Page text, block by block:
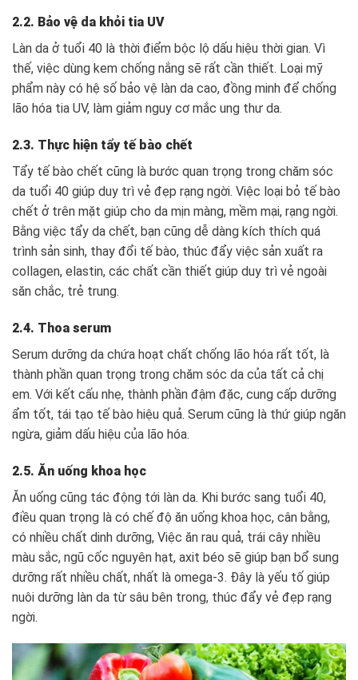
2.2. Bảo vệ da khỏi tia UV
Làn da ở tuổi 40 là thời điểm bộc lộ dấu hiệu thời gian. Vì
thế, việc dùng kem chống nắng sẽ rất cần thiết. Loại mỹ
phẩm này có hệ số bảo vệ làn da cao, đồng minh để chống
lão hóa tia UV, làm giảm nguy cơ mắc ung thư da.
2.3. Thực hiện tẩy tế bào chết
Tẩy tế bào chết cũng là bước quan trọng trong chăm sóc
da tuổi 40 giúp duy trì vẻ đẹp rạng ngời. Việc loại bỏ tế bào
chết ở trên mặt giúp cho da mịn màng, mềm mại, rạng ngời.
Bằng việc tẩy da chết, bạn cũng dễ dàng kích thích quá
trình sản sinh, thay đổi tế bào, thúc đẩy việc sản xuất ra
collagen, elastin, các chất cần thiết giúp duy trì vẻ ngoài
săn chắc, trẻ trung.
2.4. Thoa serum
Serum dưỡng da chứa hoạt chất chống lão hóa rất tốt, là
thành phần quan trọng trong chăm sóc da của tất cả chị
em. Với kết cấu nhẹ, thành phần đậm đặc, cung cấp dưỡng
ẩm tốt, tái tạo tế bào hiệu quả. Serum cũng là thứ giúp ngăn
ngừa, giảm dấu hiệu của lão hóa.
2.5. Ăn uống khoa học
Ăn uống cũng tác động tới làn da. Khi bước sang tuổi 40,
điều quan trọng là có chế độ ăn uống khoa học, cân bằng,
có nhiều chất dinh dưỡng, Việc ăn rau quả, trái cây nhiều
màu sắc, ngũ cốc nguyên hạt, axit béo sẽ giúp bạn bổ sung
dưỡng rất nhiều chất, nhất là omega-3. Đây là yếu tố giúp
nuôi dưỡng làn da từ sâu bên trong, thúc đẩy vẻ đẹp rạng
ngời.